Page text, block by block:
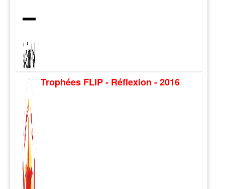
Trophées FLIP - Réflexion - 2016